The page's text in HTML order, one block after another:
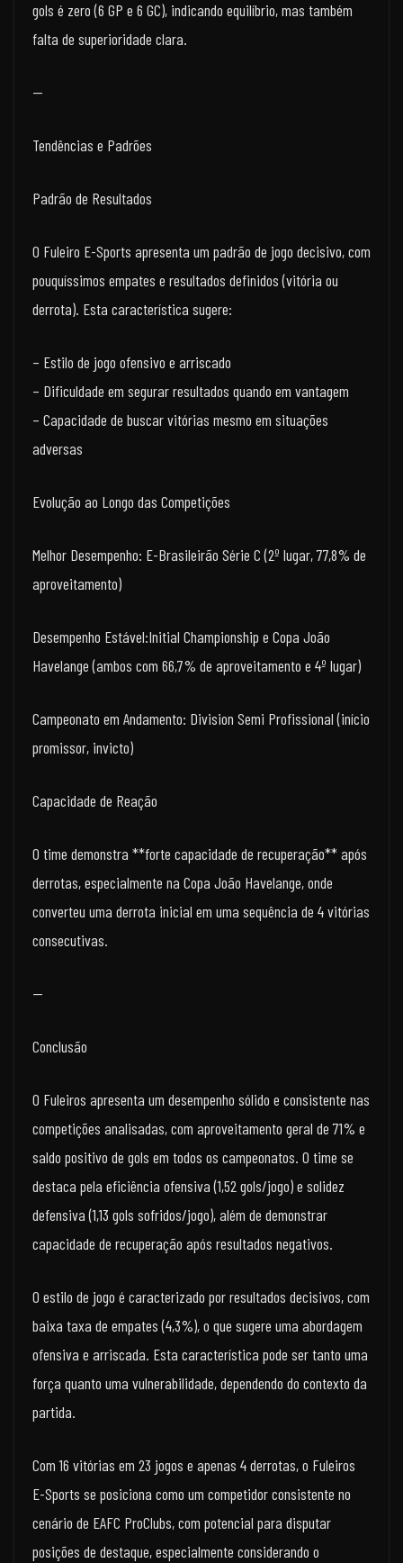
gols é zero (6 GP e 6 GC), indicando equilíbrio, mas também
falta de superioridade clara.
—
Tendências e Padrões
Padrão de Resultados
O Fuleiro E-Sports apresenta um padrão de jogo decisivo, com
pouquíssimos empates e resultados definidos (vitória ou
derrota). Esta característica sugere:
– Estilo de jogo ofensivo e arriscado
– Dificuldade em segurar resultados quando em vantagem
– Capacidade de buscar vitórias mesmo em situações
adversas
Evolução ao Longo das Competições
Melhor Desempenho: E-Brasileirão Série C (2º lugar, 77,8% de
aproveitamento)
Desempenho Estável:Initial Championship e Copa João
Havelange (ambos com 66,7% de aproveitamento e 4º lugar)
Campeonato em Andamento: Division Semi Profissional (início
promissor, invicto)
Capacidade de Reação
O time demonstra **forte capacidade de recuperação** após
derrotas, especialmente na Copa João Havelange, onde
converteu uma derrota inicial em uma sequência de 4 vitórias
consecutivas.
—
Conclusão
O Fuleiros apresenta um desempenho sólido e consistente nas
competições analisadas, com aproveitamento geral de 71% e
saldo positivo de gols em todos os campeonatos. O time se
destaca pela eficiência ofensiva (1,52 gols/jogo) e solidez
defensiva (1,13 gols sofridos/jogo), além de demonstrar
capacidade de recuperação após resultados negativos.
O estilo de jogo é caracterizado por resultados decisivos, com
baixa taxa de empates (4,3%), o que sugere uma abordagem
ofensiva e arriscada. Esta característica pode ser tanto uma
força quanto uma vulnerabilidade, dependendo do contexto da
partida.
Com 16 vitórias em 23 jogos e apenas 4 derrotas, o Fuleiros
E-Sports se posiciona como um competidor consistente no
cenário de EAFC ProClubs, com potencial para disputar
posições de destaque, especialmente considerando o